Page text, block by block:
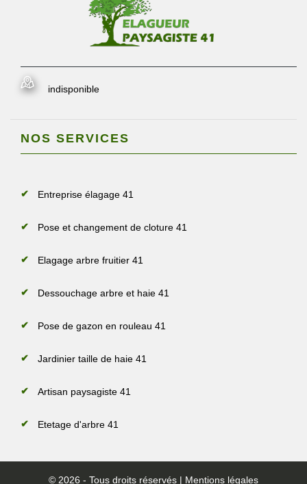
indisponible
NOS SERVICES
Entreprise élagage 41
Pose et changement de cloture 41
Elagage arbre fruitier 41
Dessouchage arbre et haie 41
Pose de gazon en rouleau 41
Jardinier taille de haie 41
Artisan paysagiste 41
Etetage d'arbre 41
© 2026 - Tous droits réservés | Mentions légales